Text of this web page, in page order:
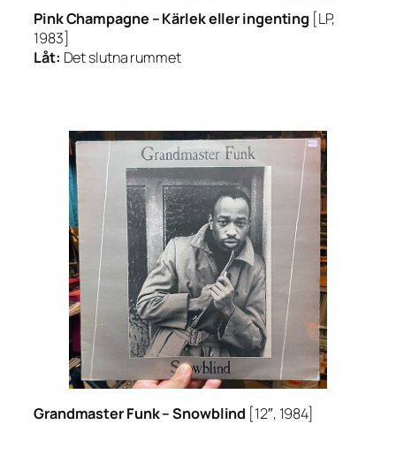
Pink Champagne –Kärlek eller ingenting [LP,
1983]
Låt: Det slutna rummet
Grandmaster Funk –Snowblind [12″, 1984]